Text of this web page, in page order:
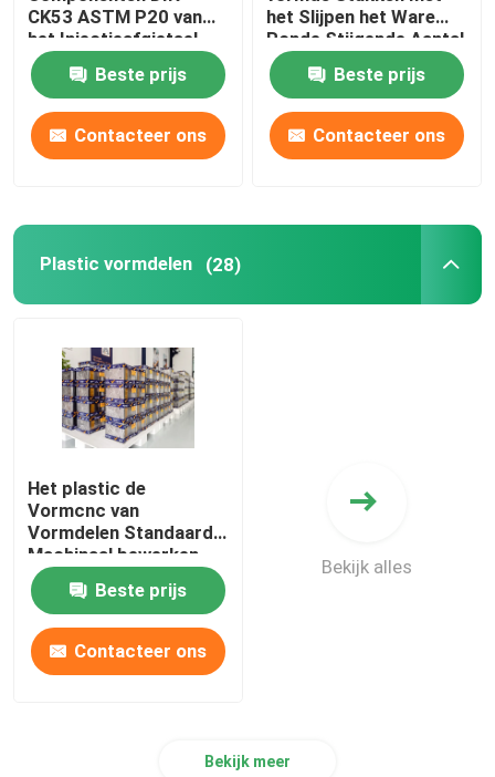
CK53 ASTM P20 van
het Injectieafgietsel
Beste prijs
Contacteer ons
het Slijpen het Ware
Ronde Stijgende Aantal
van de Gidskoker
Open/Dichte Vormen
door 20%
Beste prijs
Contacteer ons
Plastic vormdelen (28)
Het plastic de
Vormcnc van
Vormdelen Standaard
Machinaal bewerken
Beste prijs
Contacteer ons
Bekijk alles
Bekijk meer